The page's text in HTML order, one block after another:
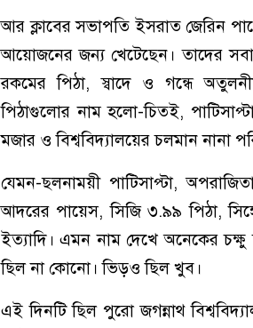
আর ক্লাবের সভাপতি ইসরাত জেরিন
আয়োজনের জন্য খেটেছেন। তাদের
রকমের পিঠা, স্বাদে ও গন্ধে
পিঠাগুলোর নাম হলো-চিতই,
মজার ও বিশ্ববিদ্যালয়ের চলমান নানা
যেমন-ছলনাময়ী পাটিসাপ্টা,
আদরের পায়েস, সিজি ৩.৯৯ পিঠা,
ইত্যাদি। এমন নাম দেখে অনেকের
ছিল না কোনো। ভিড়ও ছিল খুব।
এই দিনটি ছিল পুরো জগন্নাথ